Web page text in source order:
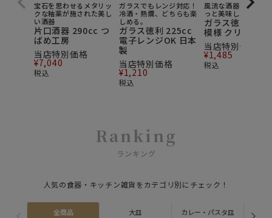
宝石を思わせるメタリッ
クな釉薬が施された美し
い酒器
片口酒器 290cc つ
ばめ工房
当店特別価格
¥7,040
税込
ガラスでもレンジ対応！
冷酒・熱燗、どちらも楽
しめる。
ガラス徳利 225cc
電子レンジOK 日本
製
当店特別価格
¥1,210
税込
風流な酒器で、冷酒
っと美味しく味わお
ガラス徳利 1合
模様 クリア 日
当店特別価格
¥1,485
税込
Ranking
ランキング
人気の食器・キッチン雑貨をカテゴリ別にチェック！
全商品 大皿 カレー・パスタ皿